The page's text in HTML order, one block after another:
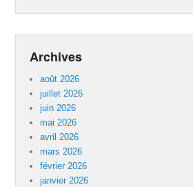
Archives
août 2026
juillet 2026
juin 2026
mai 2026
avril 2026
mars 2026
février 2026
janvier 2026